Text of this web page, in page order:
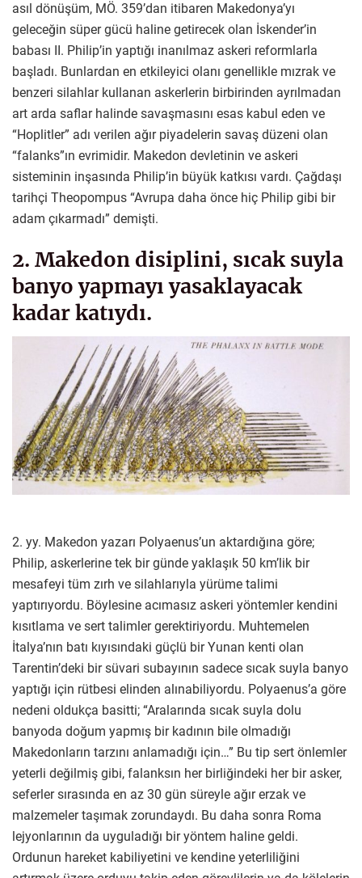
asıl dönüşüm, MÖ. 359’dan itibaren Makedonya’yı
geleceğin süper gücü haline getirecek olan İskender’in
babası II. Philip’in yaptığı inanılmaz askeri reformlarla
başladı. Bunlardan en etkileyici olanı genellikle mızrak ve
benzeri silahlar kullanan askerlerin birbirinden ayrılmadan
art arda saflar halinde savaşmasını esas kabul eden ve
“Hoplitler” adı verilen ağır piyadelerin savaş düzeni olan
“falanks”ın evrimidir. Makedon devletinin ve askeri
sisteminin inşasında Philip’in büyük katkısı vardı. Çağdaşı
tarihçi Theopompus “Avrupa daha önce hiç Philip gibi bir
adam çıkarmadı” demişti.
2. Makedon disiplini, sıcak suyla
banyo yapmayı yasaklayacak
kadar katıydı.
2. yy. Makedon yazarı Polyaenus’un aktardığına göre;
Philip, askerlerine tek bir günde yaklaşık 50 km’lik bir
mesafeyi tüm zırh ve silahlarıyla yürüme talimi
yaptırıyordu. Böylesine acımasız askeri yöntemler kendini
kısıtlama ve sert talimler gerektiriyordu. Muhtemelen
İtalya’nın batı kıyısındaki güçlü bir Yunan kenti olan
Tarentin’deki bir süvari subayının sadece sıcak suyla banyo
yaptığı için rütbesi elinden alınabiliyordu. Polyaenus’a göre
nedeni oldukça basitti; “Aralarında sıcak suyla dolu
banyoda doğum yapmış bir kadının bile olmadığı
Makedonların tarzını anlamadığı için…” Bu tip sert önlemler
yeterli değilmiş gibi, falanksın her birliğindeki her bir asker,
seferler sırasında en az 30 gün süreyle ağır erzak ve
malzemeler taşımak zorundaydı. Bu daha sonra Roma
lejyonlarının da uyguladığı bir yöntem haline geldi.
Ordunun hareket kabiliyetini ve kendine yeterliliğini